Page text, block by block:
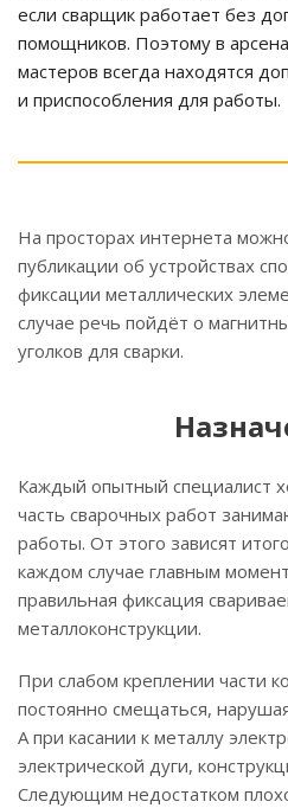
если сварщик работает без
помощников. Поэтому в
мастеров всегда находятся
и приспособления для работы.
На просторах интернета
публикации об устройствах
фиксации металлических
случае речь пойдёт о
уголков для сварки.
Каждый опытный специалист
часть сварочных работ
работы. От этого зависят
каждом случае главным
правильная фиксация
металлоконструкции.
При слабом креплении части
постоянно смещаться,
А при касании к металлу
электрической дуги,
Следующим недостатком